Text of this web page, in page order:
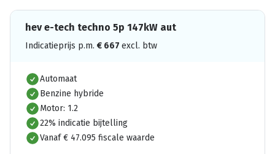
hev e-tech techno 5p 147kW aut
Indicatieprijs p.m. € 667 excl. btw
Automaat
Benzine hybride
Motor: 1.2
22% indicatie bijtelling
Vanaf € 47.095 fiscale waarde